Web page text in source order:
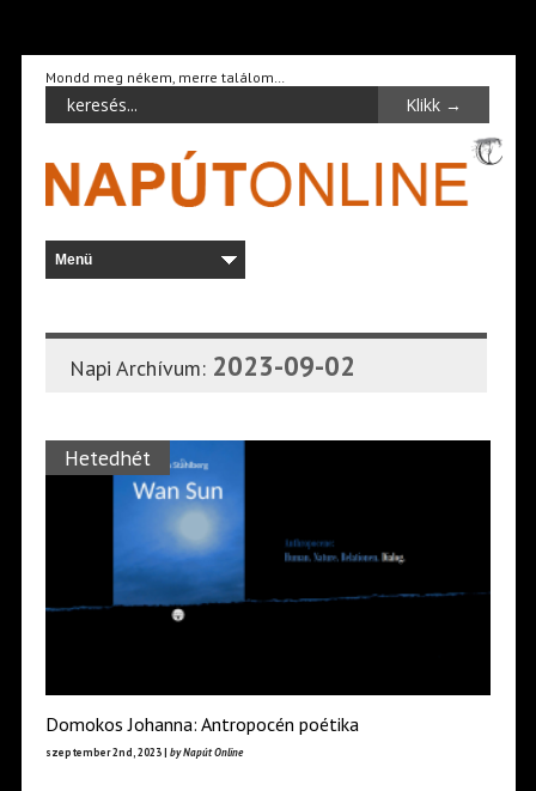
Mondd meg nékem, merre találom…
Napi Archívum: 2023-09-02
Hetedhét
Domokos Johanna: Antropocén poétika
szeptember 2nd, 2023 | by Napút Online